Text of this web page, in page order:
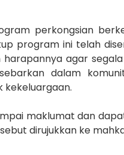
perkongsian
program ini telah
agar
dalam
kekeluargaan.
maklumat dan
dirujukkan ke